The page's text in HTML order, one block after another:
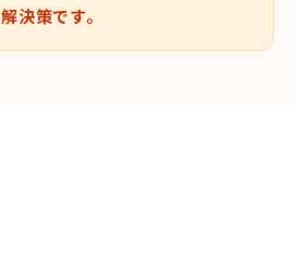
解決策です。